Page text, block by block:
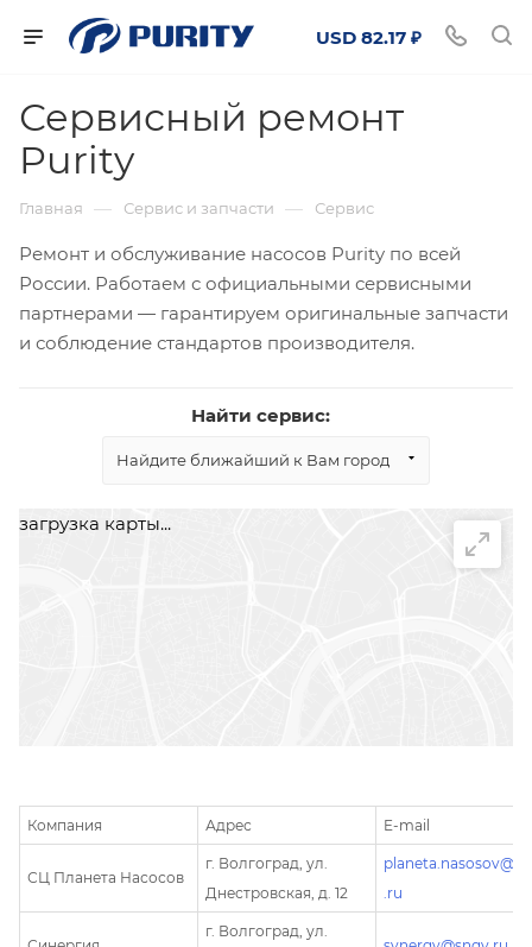
USD 82.17 ₽
Сервисный ремонт
Purity
Главная — Сервис и запчасти — Сервис
Ремонт и обслуживание насосов Purity по всей
России. Работаем с официальными сервисными
партнерами — гарантируем оригинальные запчасти
и соблюдение стандартов производителя.
Найти cервис:
Найдите ближайший к Вам город
загрузка карты...
Компания Адрес E-mail
СЦ Планета Насосов
г. Волгоград, ул.
Днестровская, д. 12
.ru
г. Волгоград, ул.